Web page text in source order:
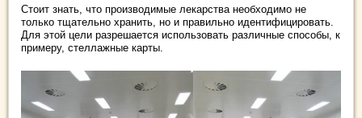
Стоит знать, что производимые лекарства необходимо не
только тщательно хранить, но и правильно идентифицировать.
Для этой цели разрешается использовать различные способы, к
примеру, стеллажные карты.